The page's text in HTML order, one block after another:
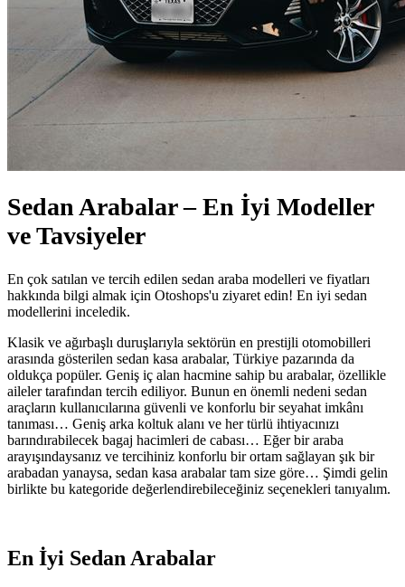
Sedan Arabalar – En İyi Modeller
ve Tavsiyeler
En çok satılan ve tercih edilen sedan araba modelleri ve fiyatları
hakkında bilgi almak için Otoshops'u ziyaret edin! En iyi sedan
modellerini inceledik.
Klasik ve ağırbaşlı duruşlarıyla sektörün en prestijli otomobilleri
arasında gösterilen sedan kasa arabalar, Türkiye pazarında da
oldukça popüler. Geniş iç alan hacmine sahip bu arabalar, özellikle
aileler tarafından tercih ediliyor. Bunun en önemli nedeni sedan
araçların kullanıcılarına güvenli ve konforlu bir seyahat imkânı
tanıması… Geniş arka koltuk alanı ve her türlü ihtiyacınızı
barındırabilecek bagaj hacimleri de cabası… Eğer bir araba
arayışındaysanız ve tercihiniz konforlu bir ortam sağlayan şık bir
arabadan yanaysa, sedan kasa arabalar tam size göre… Şimdi gelin
birlikte bu kategoride değerlendirebileceğiniz seçenekleri tanıyalım.
En İyi Sedan Arabalar